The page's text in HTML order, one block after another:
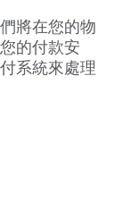
將在您的物
的付款安
系統來處理